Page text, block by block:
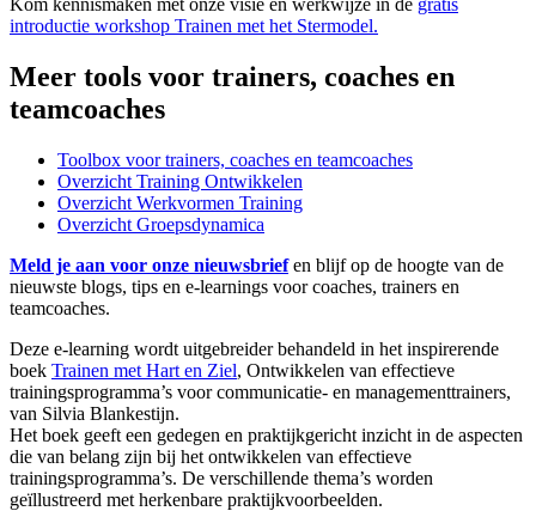
Kom kennismaken met onze visie en werkwijze in de gratis
introductie workshop Trainen met het Stermodel.
Meer tools voor trainers, coaches en
teamcoaches
Toolbox voor trainers, coaches en teamcoaches
Overzicht Training Ontwikkelen
Overzicht Werkvormen Training
Overzicht Groepsdynamica
Meld je aan voor onze nieuwsbrief en blijf op de hoogte van de
nieuwste blogs, tips en e-learnings voor coaches, trainers en
teamcoaches.
Deze e-learning wordt uitgebreider behandeld in het inspirerende
boek Trainen met Hart en Ziel, Ontwikkelen van effectieve
trainingsprogramma’s voor communicatie- en managementtrainers,
van Silvia Blankestijn.
Het boek geeft een gedegen en praktijkgericht inzicht in de aspecten
die van belang zijn bij het ontwikkelen van effectieve
trainingsprogramma’s. De verschillende thema’s worden
geïllustreerd met herkenbare praktijkvoorbeelden.